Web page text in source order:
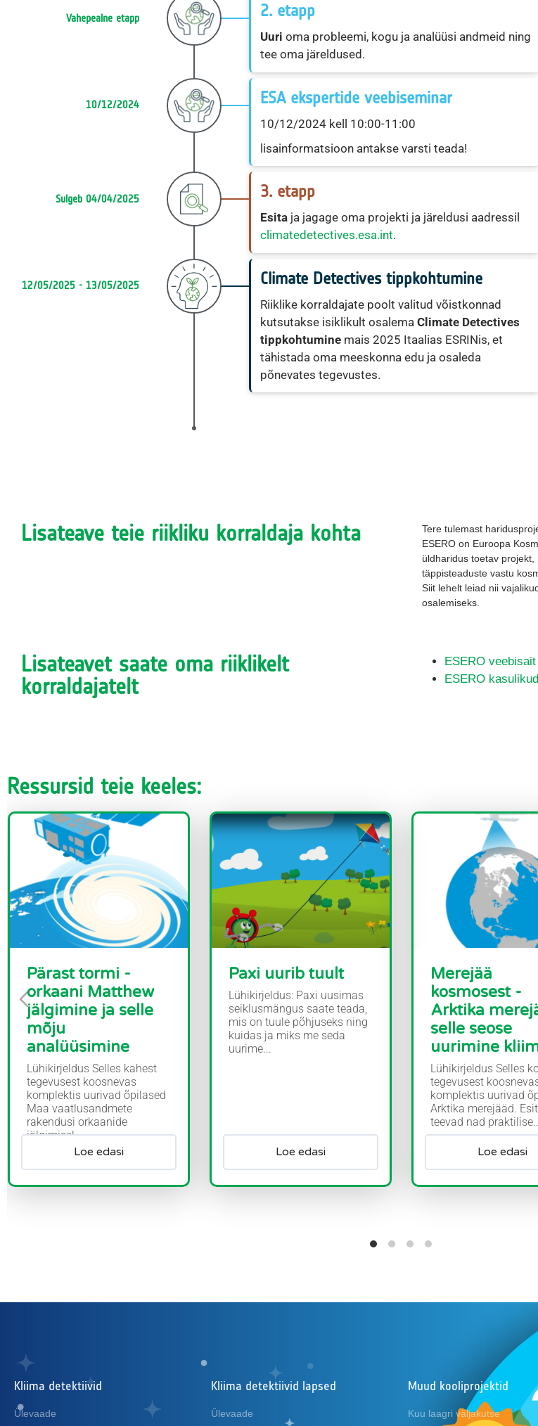
Vahepealne etapp 2. etapp
Uuri oma probleemi, kogu ja analüüsi andmeid ning
tee oma järeldused.
10/12/2024 ESA ekspertide veebiseminar
10/12/2024 kell 10:00-11:00
lisainformatsioon antakse varsti teada!
Sulgeb 04/04/2025 3. etapp
Esitaja jagage oma projekti ja järeldusi aadressil
climatedetectives.esa.int.
12/05/2025 - 13/05/2025 Climate Detectives tippkohtumine
Riiklike korraldajate poolt valitud võistkonnad
kutsutakse isiklikult osalema Climate Detectives
tippkohtuminemais 2025 Itaalias ESRINis, et
tähistada oma meeskonna edu ja osaleda
põnevates tegevustes.
Lisateave teie riikliku korraldaja kohta
Tere tulemast
ESERO on Euroopa
üldharidus toetav
täppisteaduste vastu
Siit lehelt leiad nii
osalemiseks.
Lisateavet saate oma riiklikelt
korraldajatelt
ESERO
ESERO
Ressursid teie keeles:
Pärast tormi -
orkaani Matthew
jälgimine ja selle
mõju
analüüsimine
Lühikirjeldus Selles kahest
tegevusest koosnevas
komplektis uurivad õpilased
Maa vaatlusandmete
rakendusi orkaanide
jälgimisel...
Loe edasi
Paxi uurib tuult
Lühikirjeldus: Paxi uusimas
seiklusmängus saate teada,
mis on tuule põhjuseks ning
kuidas ja miks me seda
uurime...
Loe edasi
Merejää
kosmosest -
Arktika
selle seose
uurimine
Lühikirjeldus Selles
tegevusest
komplektis uurivad
Arktika merejääd.
teevad nad
Loe edasi
Kliima detektiivid
Ülevaade
Kliima detektiivid lapsed
Ülevaade
Muud kooliprojektid
Kuu laagri väljakutse